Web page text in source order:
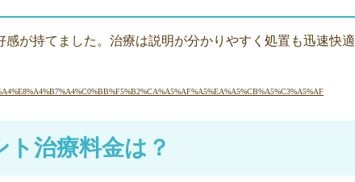
感が持てました。治療は説明が分かりやすく処置も迅速快適
治療料金は？